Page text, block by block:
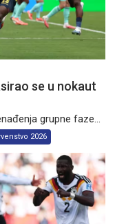
se u nokaut
grupne faze...
2026